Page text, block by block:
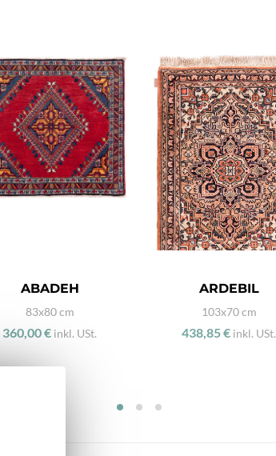
ABADEH
83x80 cm
360,00 € inkl. USt.
ARDEBIL
103x70 cm
438,85 € inkl. USt.